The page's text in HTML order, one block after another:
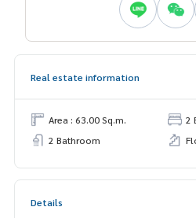
Real estate information
Area : 63.00 Sq.m.
2
2 Bathroom
Details